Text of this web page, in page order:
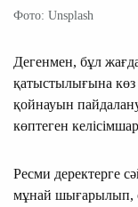
Фото: Unsplash
Дегенмен, бұл
қатыстылығына көз
қойнауын
көптеген
Ресми деректерге
мұнай шығарылып,